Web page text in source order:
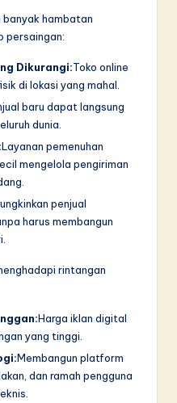
hambatan
persaingan:
Dikurangi:Toko online
di lokasi yang mahal.
baru dapat langsung
dunia.
Layanan pemenuhan
mengelola pengiriman
penjual
harus membangun
rintangan
Harga iklan digital
yang tinggi.
Membangun platform
dan ramah pengguna